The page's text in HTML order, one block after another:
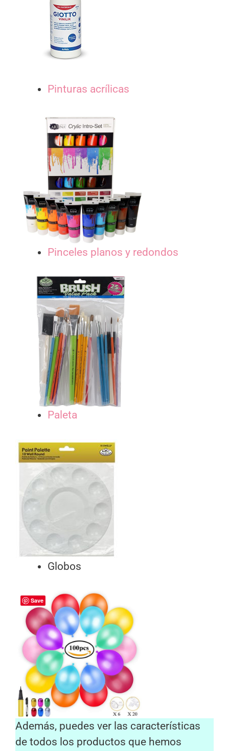
Pinturas acrílicas
Pinceles planos y redondos
Paleta
Globos
Además, puedes ver las características
de todos los productos que hemos
Save